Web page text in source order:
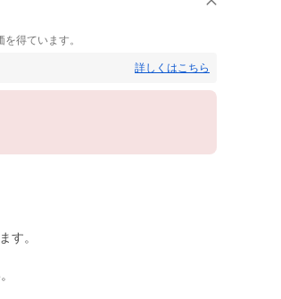
得ています。
詳しくはこちら
す。